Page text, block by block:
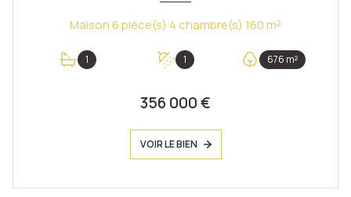
Maison 6 pièce(s) 4 chambre(s) 160 m²
1 1 676 m²
356 000 €
VOIR LE BIEN